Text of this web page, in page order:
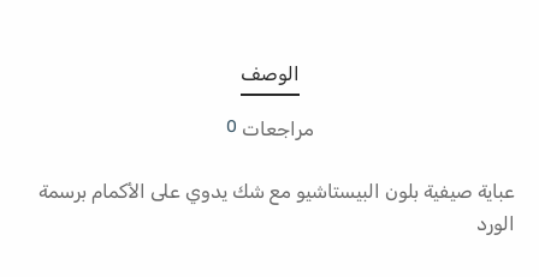
الوصف
مراجعات 0
عباية صيفية بلون البيستاشيو مع شك يدوي على الأكمام برسمة
الورد